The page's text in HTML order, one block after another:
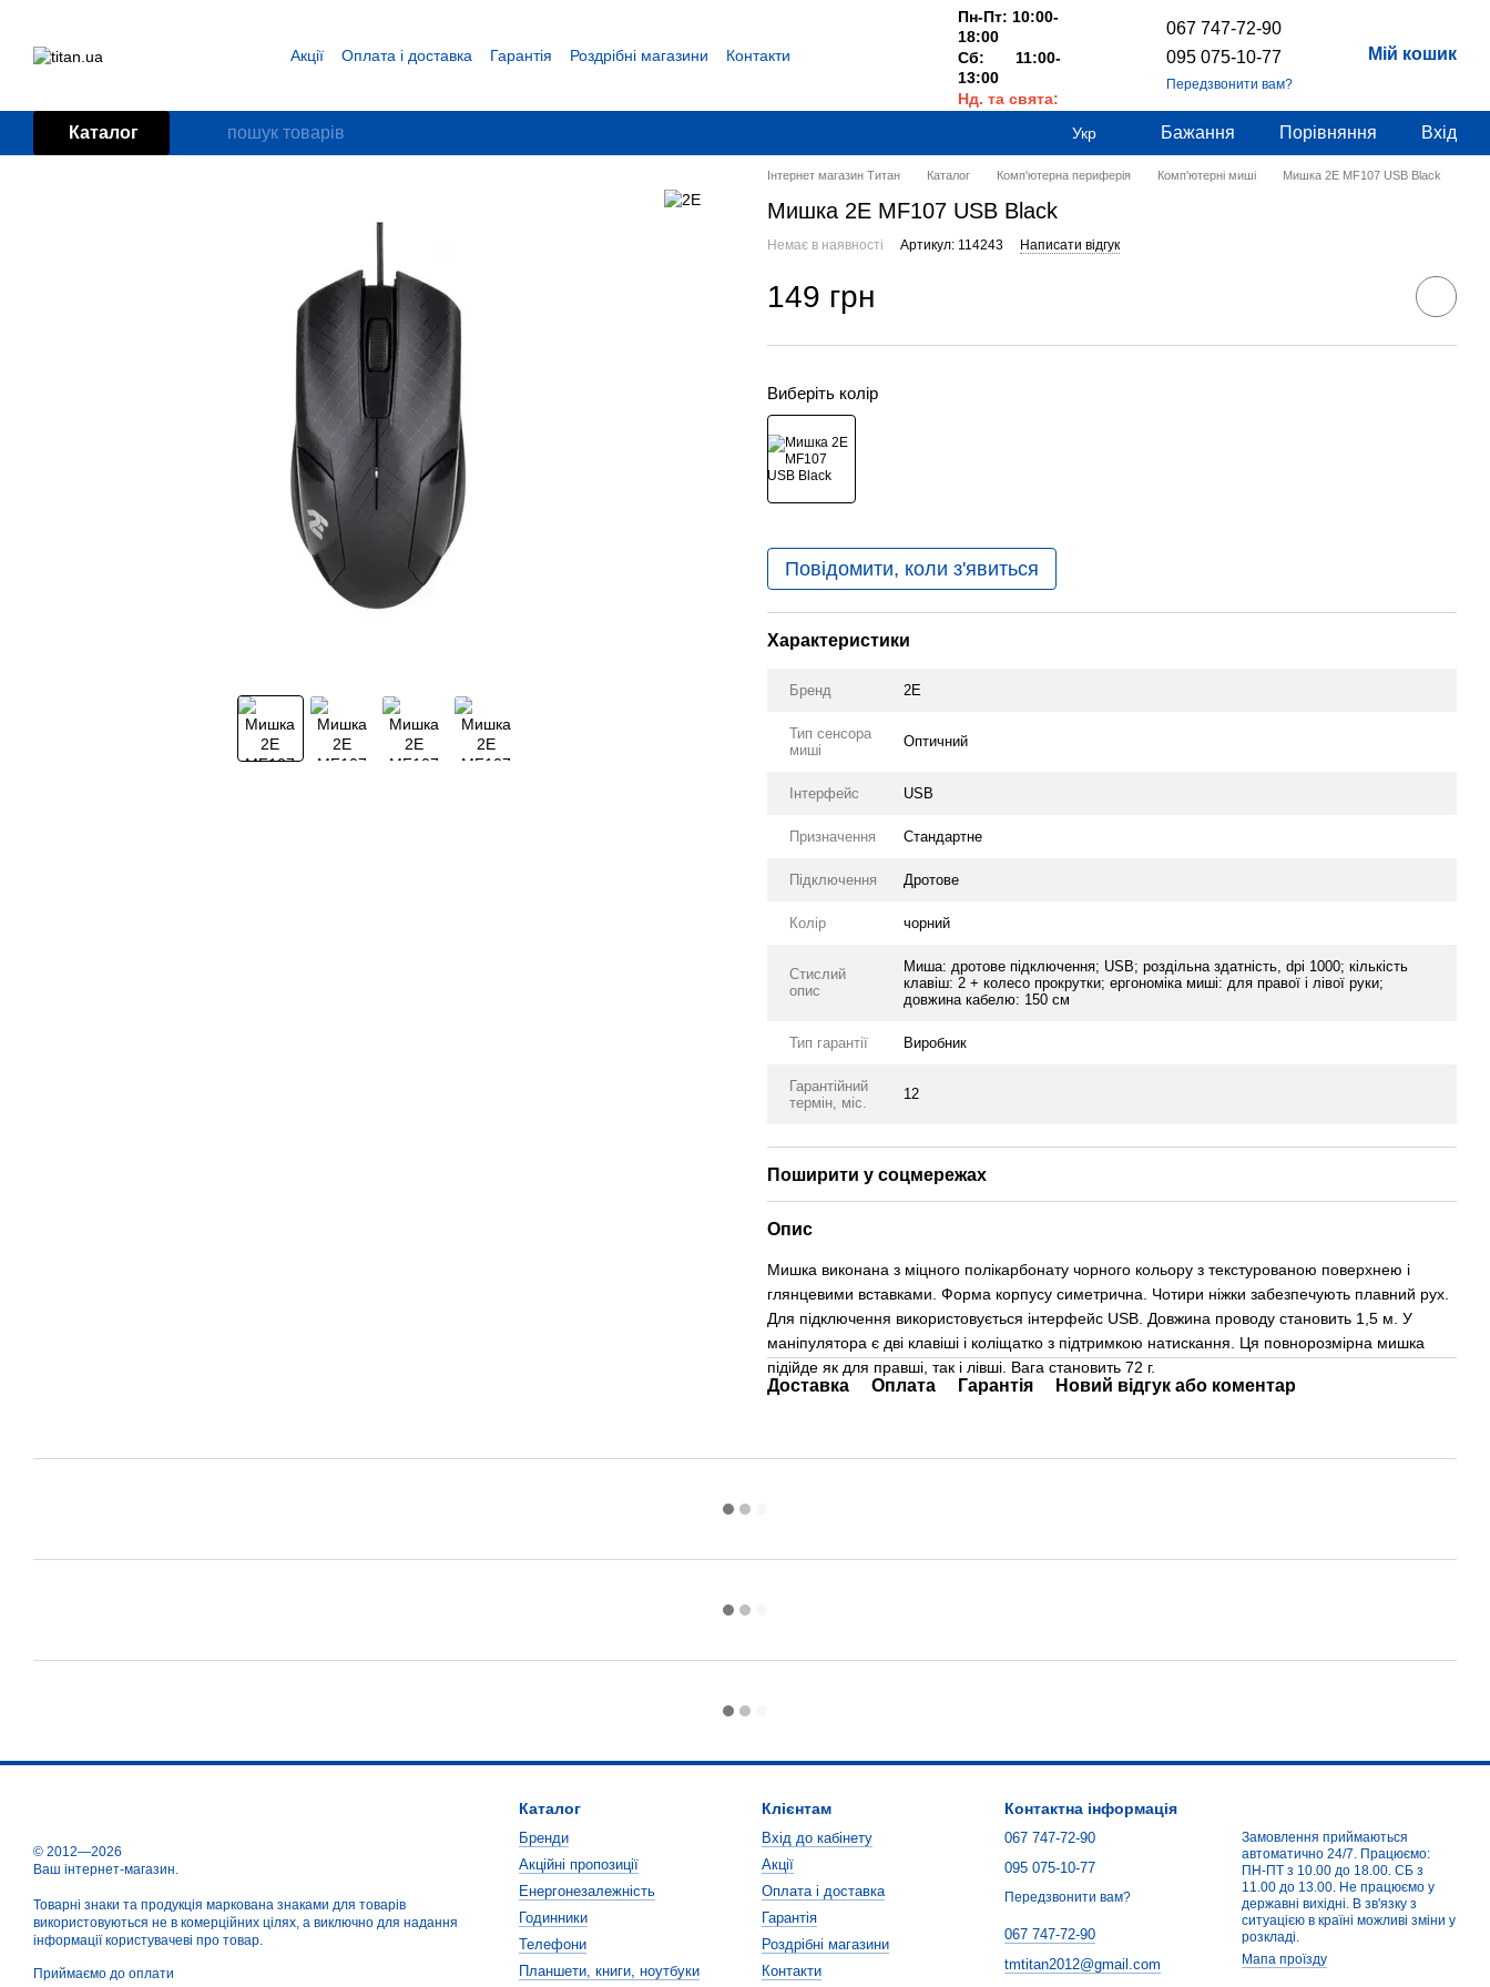
Акції Оплата і доставка Гарантія Роздрібні магазини
Контакти
Пн-Пт: 10:00-
18:00
Сб: 11:00-
13:00
Нд. та свята:
067 747-72-90
095 075-10-77
Передзвонити вам?
Мій кошик
Каталог Укр Бажання Порівняння Вхід
Інтернет магазин Титан Каталог Комп'ютерна периферія Комп'ютерні миші Мишка 2E MF107 USB Black
Мишка 2E MF107 USB Black
Немає в наявності Артикул: 114243 Написати відгук
149 грн
Виберіть колір
Повідомити, коли з'явиться
Характеристики
Бренд 2E
Тип сенсора
миші
Оптичний
Інтерфейс USB
Призначення Стандартне
Підключення Дротове
Колір чорний
Стислий
опис
Миша: дротове підключення; USB; роздільна здатність, dpi 1000; кількість
клавіш: 2 + колесо прокрутки; ергономіка миші: для правої і лівої руки;
довжина кабелю: 150 см
Тип гарантії Виробник
Гарантійний
термін, міс.
12
Поширити у соцмережах
Опис
Мишка виконана з міцного полікарбонату чорного кольору з текстурованою поверхнею і
глянцевими вставками. Форма корпусу симетрична. Чотири ніжки забезпечують плавний рух.
Для підключення використовується інтерфейс USB. Довжина проводу становить 1,5 м. У
маніпулятора є дві клавіші і коліщатко з підтримкою натискання. Ця повнорозмірна мишка
підійде як для правші, так і лівші. Вага становить 72 г.
Доставка Оплата Гарантія Новий відгук або коментар
© 2012—2026
Ваш інтернет-магазин.
Товарні знаки та продукція маркована знаками для товарів
використовуються не в комерційних цілях, а виключно для надання
інформації користувачеві про товар.
Приймаємо до оплати
Каталог
Бренди
Акційні пропозиції
Енергонезалежність
Годинники
Телефони
Планшети, книги, ноутбуки
Клієнтам
Вхід до кабінету
Акції
Оплата і доставка
Гарантія
Роздрібні магазини
Контакти
Контактна інформація
067 747-72-90
095 075-10-77
Передзвонити вам?
067 747-72-90
tmtitan2012@gmail.com
Замовлення приймаються
автоматично 24/7. Працюємо:
ПН-ПТ з 10.00 до 18.00. СБ з
11.00 до 13.00. Не працюємо у
державні вихідні. В зв'язку з
ситуацією в країні можливі зміни у
розкладі.
Мапа проїзду